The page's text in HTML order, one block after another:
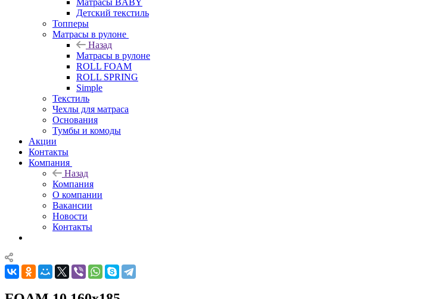
Матрасы BABY
Детский текстиль
Топперы
Матрасы в рулоне
Назад
Матрасы в рулоне
ROLL FOAM
ROLL SPRING
Simple
Текстиль
Чехлы для матраса
Основания
Тумбы и комоды
Акции
Контакты
Компания
Назад
Компания
О компании
Вакансии
Новости
Контакты